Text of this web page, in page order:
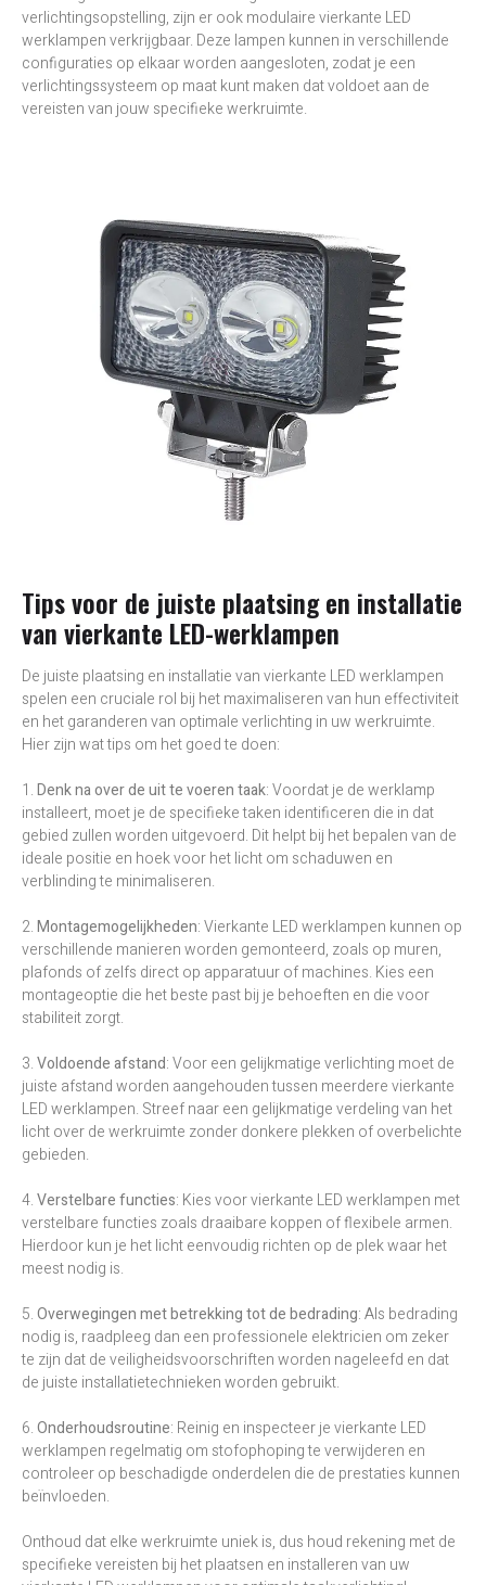
verlichtingsopstelling, zijn er ook modulaire vierkante LED
werklampen verkrijgbaar. Deze lampen kunnen in verschillende
configuraties op elkaar worden aangesloten, zodat je een
verlichtingssysteem op maat kunt maken dat voldoet aan de
vereisten van jouw specifieke werkruimte.
Tips voor de juiste plaatsing en installatie
van vierkante LED-werklampen
De juiste plaatsing en installatie van vierkante LED werklampen
spelen een cruciale rol bij het maximaliseren van hun effectiviteit
en het garanderen van optimale verlichting in uw werkruimte.
Hier zijn wat tips om het goed te doen:
1.Denk na over de uit te voeren taak: Voordat je de werklamp
installeert, moet je de specifieke taken identificeren die in dat
gebied zullen worden uitgevoerd. Dit helpt bij het bepalen van de
ideale positie en hoek voor het licht om schaduwen en
verblinding te minimaliseren.
2.Montagemogelijkheden: Vierkante LED werklampen kunnen op
verschillende manieren worden gemonteerd, zoals op muren,
plafonds of zelfs direct op apparatuur of machines. Kies een
montageoptie die het beste past bij je behoeften en die voor
stabiliteit zorgt.
3.Voldoende afstand: Voor een gelijkmatige verlichting moet de
juiste afstand worden aangehouden tussen meerdere vierkante
LED werklampen. Streef naar een gelijkmatige verdeling van het
licht over de werkruimte zonder donkere plekken of overbelichte
gebieden.
4.Verstelbare functies: Kies voor vierkante LED werklampen met
verstelbare functies zoals draaibare koppen of flexibele armen.
Hierdoor kun je het licht eenvoudig richten op de plek waar het
meest nodig is.
5.Overwegingen met betrekking tot de bedrading: Als bedrading
nodig is, raadpleeg dan een professionele elektricien om zeker
te zijn dat de veiligheidsvoorschriften worden nageleefd en dat
de juiste installatietechnieken worden gebruikt.
6.Onderhoudsroutine: Reinig en inspecteer je vierkante LED
werklampen regelmatig om stofophoping te verwijderen en
controleer op beschadigde onderdelen die de prestaties kunnen
beïnvloeden.
Onthoud dat elke werkruimte uniek is, dus houd rekening met de
specifieke vereisten bij het plaatsen en installeren van uw